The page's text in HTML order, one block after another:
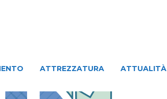
ATTREZZATURA ATTUALITÀ